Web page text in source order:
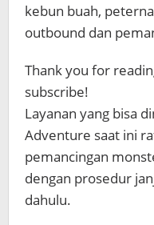
kebun buah,
outbound dan
Thank you for
subscribe!
Layanan yang bisa
Adventure saat ini
pemancingan
dengan prosedur
dahulu.